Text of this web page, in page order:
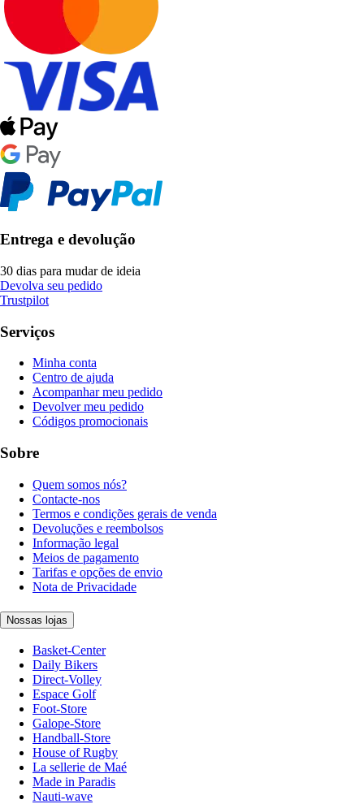
Entrega e devolução
30 dias para mudar de ideia
Devolva seu pedido
Trustpilot
Serviços
Minha conta
Centro de ajuda
Acompanhar meu pedido
Devolver meu pedido
Códigos promocionais
Sobre
Quem somos nós?
Contacte-nos
Termos e condições gerais de venda
Devoluções e reembolsos
Informação legal
Meios de pagamento
Tarifas e opções de envio
Nota de Privacidade
Nossas lojas
Basket-Center
Daily Bikers
Direct-Volley
Espace Golf
Foot-Store
Galope-Store
Handball-Store
House of Rugby
La sellerie de Maé
Made in Paradis
Nauti-wave